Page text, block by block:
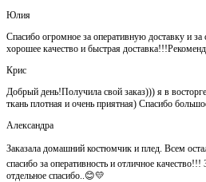
Юлия
Спасибо огромное за оперативную доставку и
хорошее качество и быстрая
Крис
Добрый день!Получила свой заказ))) я в
ткань плотная и очень приятная) Спасибо
Александра
Заказала домашний костюмчик и плед. Всем
спасибо за оперативность и отличное
отдельное спасибо..😊💛